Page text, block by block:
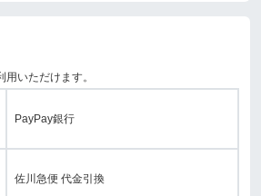
いただけます。
PayPay銀行
佐川急便 代金引換